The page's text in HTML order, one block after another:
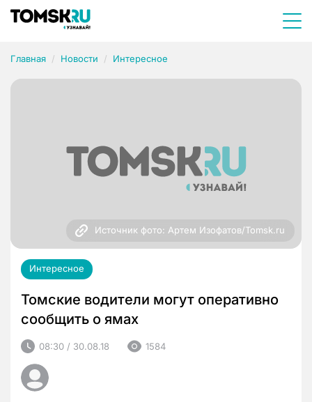
Главная Новости Интересное
Источник фото: Артем Изофатов/Tomsk.ru
Интересное
Томские водители могут оперативно
сообщить о ямах
08:30 / 30.08.18 1584